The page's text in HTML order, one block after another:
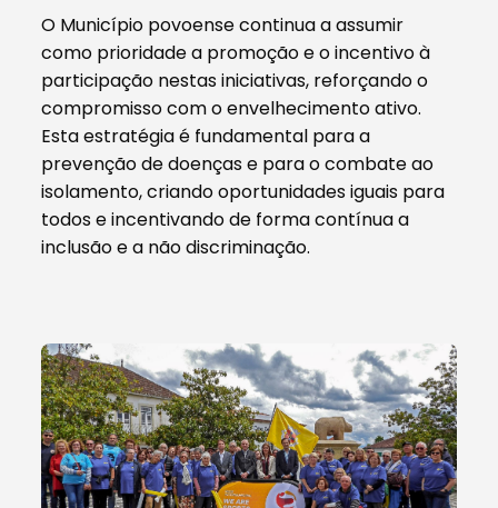
O Município povoense continua a assumir
como prioridade a promoção e o incentivo à
participação nestas iniciativas, reforçando o
compromisso com o envelhecimento ativo.
Esta estratégia é fundamental para a
prevenção de doenças e para o combate ao
isolamento, criando oportunidades iguais para
todos e incentivando de forma contínua a
inclusão e a não discriminação.
1/1